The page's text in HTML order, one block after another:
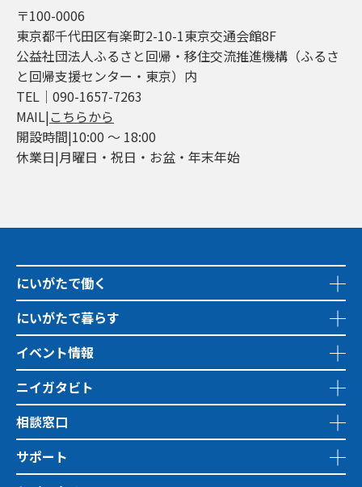
〒100-0006
東京都千代田区有楽町2-10-1東京交通会館8F
公益社団法人ふるさと回帰・移住交流推進機構（ふるさ
と回帰支援センター・東京）内
TEL│090-1657-7263
MAIL|こちらから
開設時間|10:00 ～ 18:00
休業日|月曜日・祝日・お盆・年末年始
にいがたで働く
にいがたで暮らす
イベント情報
ニイガタビト
相談窓口
サポート